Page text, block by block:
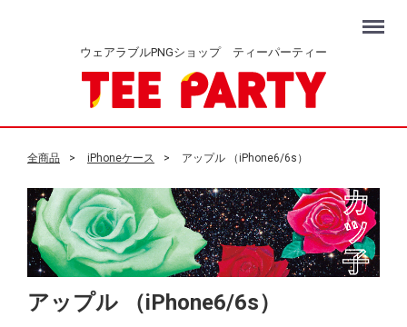
ウェアラブルPNGショップ ティーパーティー
Menu
全商品 iPhoneケース アップル （iPhone6/6s）
アップル （iPhone6/6s）